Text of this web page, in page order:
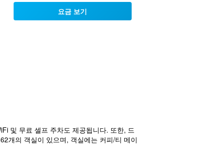
요금 보기
및 무료 셀프 주차도 제공됩니다. 또한, 드
개의 객실이 있으며, 객실에는 커피/티 메이